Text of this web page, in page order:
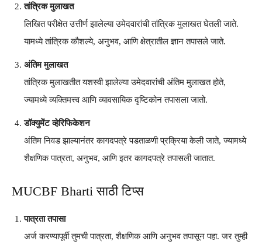
तांत्रिक मुलाखत
लिखित परीक्षेत उत्तीर्ण झालेल्या उमेदवारांची तांत्रिक मुलाखत घेतली जाते.
यामध्ये तांत्रिक कौशल्ये, अनुभव, आणि क्षेत्रातील ज्ञान तपासले जाते.
अंतिम मुलाखत
तांत्रिक मुलाखतीत यशस्वी झालेल्या उमेदवारांची अंतिम मुलाखत होते,
ज्यामध्ये व्यक्तिमत्त्व आणि व्यावसायिक दृष्टिकोन तपासला जातो.
डॉक्युमेंट व्हेरिफिकेशन
अंतिम निवड झाल्यानंतर कागदपत्रे पडताळणी प्रक्रिया केली जाते, ज्यामध्ये
शैक्षणिक पात्रता, अनुभव, आणि इतर कागदपत्रे तपासली जातात.
MUCBF Bharti साठी टिप्स
पात्रता तपासा
अर्ज करण्यापूर्वी तुमची पात्रता, शैक्षणिक आणि अनुभव तपासून पहा. जर तुम्ही